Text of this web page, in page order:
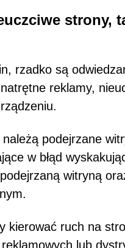
strony,
rzadko są
reklamy,
podejrzane
w błąd
witryną
kierować ruch na
lub